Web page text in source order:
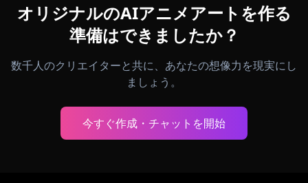
オリジナルのAIアニメアートを作る
準備はできましたか？
数千人のクリエイターと共に、あなたの想像力を現実にし
ましょう。
今すぐ作成・チャットを開始